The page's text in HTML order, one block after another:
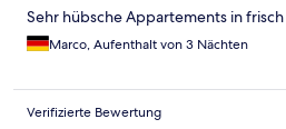
Sehr hübsche Appartements in
Marco, Aufenthalt von 3 Nächten
Verifizierte Bewertung